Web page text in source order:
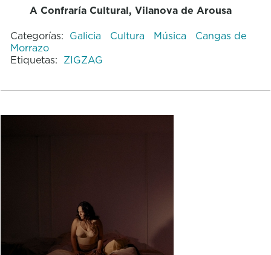
A Confraría Cultural, Vilanova de Arousa
Categorías: Galicia Cultura Música
Cangas de
Morrazo
Etiquetas: ZIGZAG